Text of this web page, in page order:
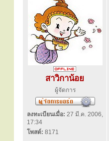
สาวิกาน้อย
ผู้จัดการ
ลงทะเบียนเมื่อ: 27 มี.ค. 2006,
17:34
โพสต์: 8171